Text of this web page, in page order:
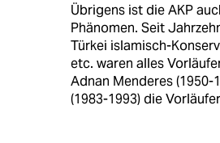
Übrigens ist die AKP
Phänomen. Seit
Türkei islamisch-
etc. waren alles
Adnan Menderes (1950-
(1983-1993) die